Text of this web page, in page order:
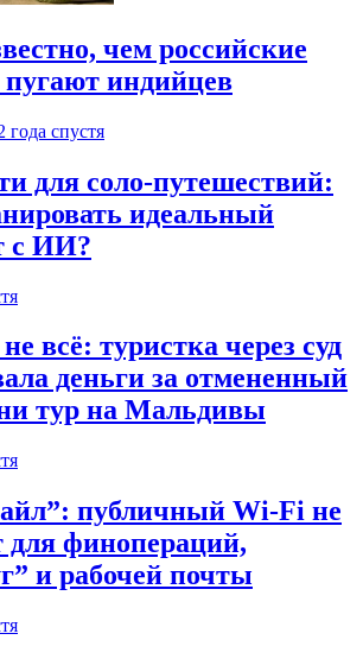
чем российские
индийцев
года спустя
для соло-путешествий:
идеальный
с ИИ?
всё: туристка через суд
деньги за отмененный
тур на Мальдивы
публичный Wi-Fi не
для финопераций,
и рабочей почты